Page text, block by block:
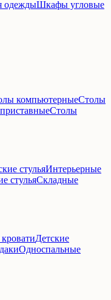
одеждыШкафы угловые
компьютерныеСтолы
Столы
стульяИнтерьерные
стульяСкладные
Детские
Односпальные